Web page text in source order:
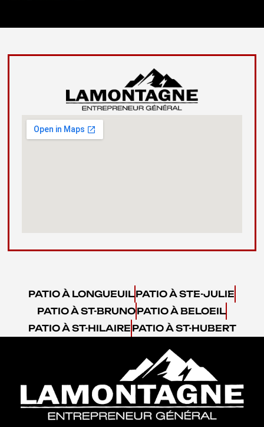
PATIO À LONGUEUILPATIO À STE-JULIE
PATIO À ST-BRUNOPATIO À BELOEIL
PATIO À ST-HILAIRE PATIO À ST-HUBERT